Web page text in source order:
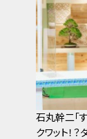
石丸幹二「
クワット！